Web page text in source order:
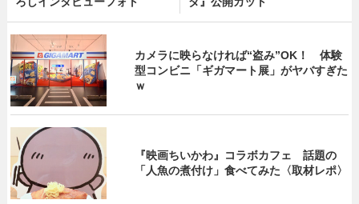
カメラに映らなければ“盗み”OK！ 体験
型コンビニ「ギガマート展」がヤバすぎた
ｗ
『映画ちいかわ』コラボカフェ 話題の
「人魚の煮付け」食べてみた〈取材レポ〉